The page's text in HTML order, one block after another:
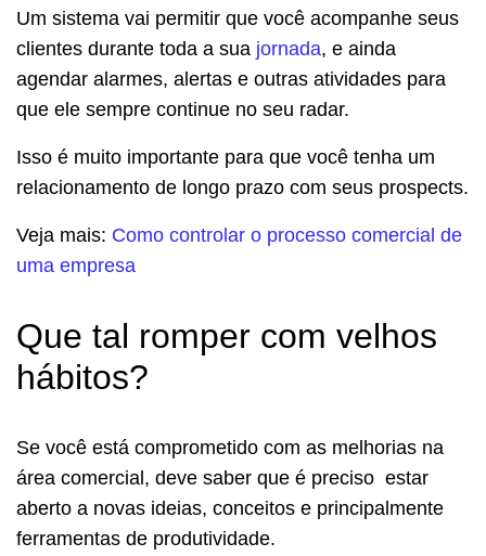
Um sistema vai permitir que você acompanhe seus
clientes durante toda a sua jornada, e ainda
agendar alarmes, alertas e outras atividades para
que ele sempre continue no seu radar.
Isso é muito importante para que você tenha um
relacionamento de longo prazo com seus prospects.
Veja mais: Como controlar o processo comercial de
uma empresa
Que tal romper com velhos
hábitos?
Se você está comprometido com as melhorias na
área comercial, deve saber que é preciso estar
aberto a novas ideias, conceitos e principalmente
ferramentas de produtividade.